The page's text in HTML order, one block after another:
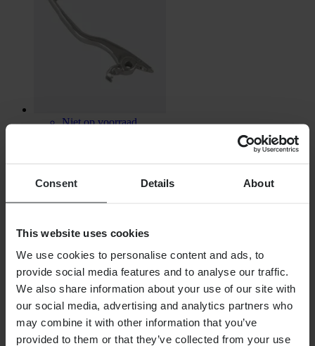
Consent Details About
This website uses cookies
We use cookies to personalise content and ads, to
provide social media features and to analyse our traffic.
We also share information about your use of our site with
our social media, advertising and analytics partners who
may combine it with other information that you’ve
provided to them or that they’ve collected from your use
Niet op voorraad